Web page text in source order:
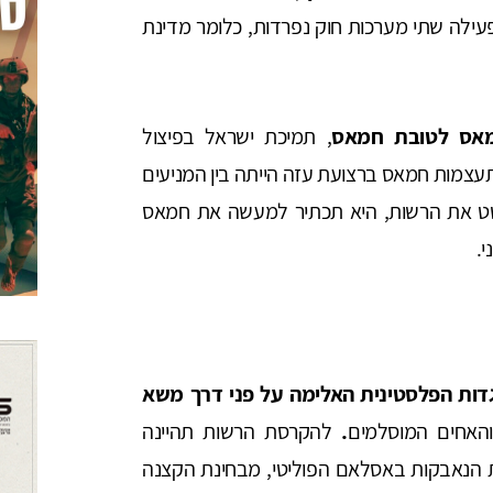
שתי מערכות חוק נפרדות, כלומר מדינת
לטובת חמאס, תמיכת ישראל בפיצול
חמאס ברצועת עזה הייתה בין המניעים
תמוטט את הרשות, היא תכתיר למעשה את חמאס
הפלסטינית האלימה על פני דרך משא
המוסלמים. להקרסת הרשות תהיינה
הנאבקות באסלאם הפוליטי, מבחינת הקצנה